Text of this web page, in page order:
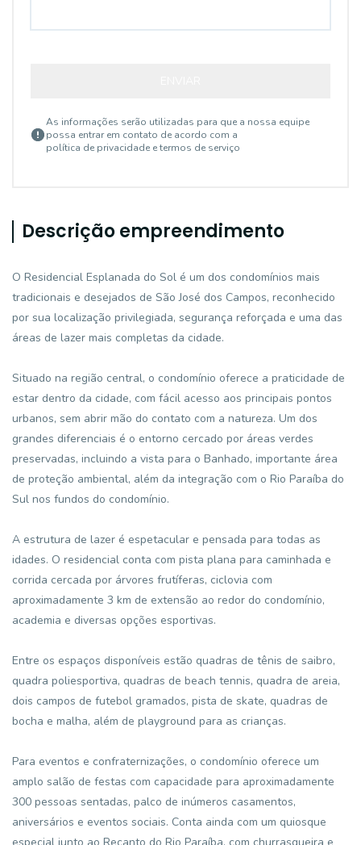
As informações serão utilizadas para que a nossa equipe
possa entrar em contato de acordo com a
política de privacidade e termos de serviço
Descrição empreendimento
O Residencial Esplanada do Sol é um dos condomínios mais
tradicionais e desejados de São José dos Campos, reconhecido
por sua localização privilegiada, segurança reforçada e uma das
áreas de lazer mais completas da cidade.
Situado na região central, o condomínio oferece a praticidade de
estar dentro da cidade, com fácil acesso aos principais pontos
urbanos, sem abrir mão do contato com a natureza. Um dos
grandes diferenciais é o entorno cercado por áreas verdes
preservadas, incluindo a vista para o Banhado, importante área
de proteção ambiental, além da integração com o Rio Paraíba do
Sul nos fundos do condomínio.
A estrutura de lazer é espetacular e pensada para todas as
idades. O residencial conta com pista plana para caminhada e
corrida cercada por árvores frutíferas, ciclovia com
aproximadamente 3 km de extensão ao redor do condomínio,
academia e diversas opções esportivas.
Entre os espaços disponíveis estão quadras de tênis de saibro,
quadra poliesportiva, quadras de beach tennis, quadra de areia,
dois campos de futebol gramados, pista de skate, quadras de
bocha e malha, além de playground para as crianças.
Para eventos e confraternizações, o condomínio oferece um
amplo salão de festas com capacidade para aproximadamente
300 pessoas sentadas, palco de inúmeros casamentos,
aniversários e eventos sociais. Conta ainda com um quiosque